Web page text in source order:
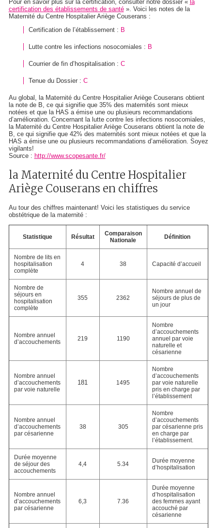
Pour en savoir plus sur la certification, consulter notre dossier « la
certification des établissements de santé». Voici les notes de la
Maternité du Centre Hospitalier Ariège Couserans :
Certification de l’établissement : B
Lutte contre les infections nosocomiales : B
Courrier de fin d’hospitalisation : C
Tenue du Dossier : C
Au global, la Maternité du Centre Hospitalier Ariège Couserans obtient
la note de B, ce qui signifie que 35% des maternités sont mieux
notées et que la HAS a émise une ou plusieurs recommandations
d’amélioration. Concernant la lutte contre les infections nosocomiales,
la Maternité du Centre Hospitalier Ariège Couserans obtient la note de
B, ce qui signifie que 42% des maternités sont mieux notées et que la
HAS a émise une ou plusieurs recommandations d’amélioration. Soyez
vigilants!
Source : http://www.scopesante.fr/
la Maternité du Centre Hospitalier
Ariège Couserans en chiffres
Au tour des chiffres maintenant! Voici les statistiques du service
obstétrique de la maternité :
Statistique Résultat
Comparaison
Nationale
Définition
Nombre de lits en
hospitalisation
complète
4 38 Capacité d’accueil
Nombre de
séjours en
hospitalisation
complète
355 2362
Nombre annuel de
séjours de plus de
un jour
Nombre annuel
d’accouchements
219 1190
Nombre
d’accouchements
annuel par voie
naturelle et
césarienne
Nombre annuel
d’accouchements
par voie naturelle
181 1495
Nombre
d’accouchements
par voie naturelle
pris en charge par
l’établissement
Nombre annuel
d’accouchements
par césarienne
38 305
Nombre
d’accouchements
par césarienne pris
en charge par
l’établissement.
Durée moyenne
de séjour des
accouchements
4,4 5.34
Durée moyenne
d’hospitalisation
Nombre annuel
d’accouchements
par césarienne
6,3 7.36
Durée moyenne
d’hospitalisation
des femmes ayant
accouché par
césarienne